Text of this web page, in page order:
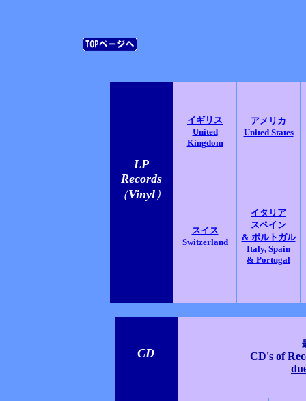
LP
Records
（Vinyl）
イギリス
United
Kingdom
アメリカ
United States
スイス
Switzerland
イタリア
スペイン
& ポルトガル
Italy, Spain
& Portugal
CD
CD's of